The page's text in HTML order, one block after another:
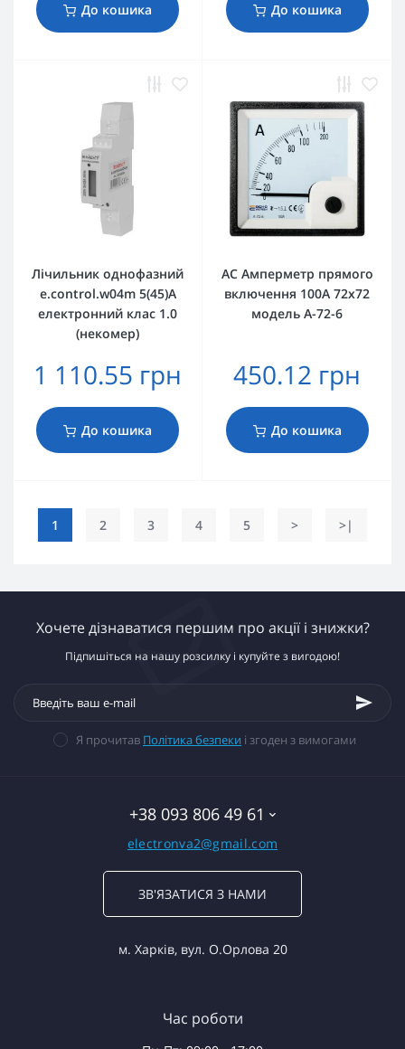
До кошика До кошика
Лічильник однофазний
e.control.w04m 5(45)А
електронний клас 1.0
(некомер)
1 110.55 грн
До кошика
AС Амперметр прямого
включення 100А 72х72
модель A-72-6
450.12 грн
До кошика
1 2 3 4 5 > >|
Хочете дізнаватися першим про акції і знижки?
Підпишіться на нашу розсилку і купуйте з вигодою!
Я прочитав Політика безпеки і згоден з вимогами
+38 093 806 49 61
electronva2@gmail.com
ЗВ'ЯЗАТИСЯ З НАМИ
м. Харків, вул. О.Орлова 20
Час роботи